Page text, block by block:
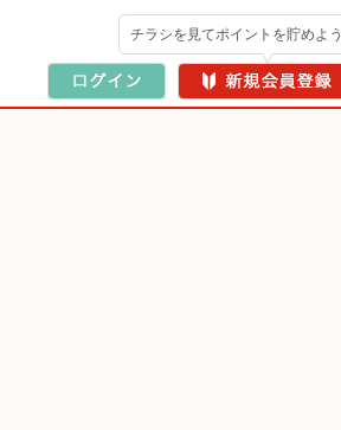
チラシを見てポイントを貯めよう